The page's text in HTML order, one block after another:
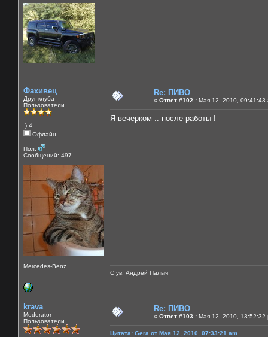
Фахивец
Друг клуба
Пользователи
:) 4
Офлайн
Пол:
Сообщений: 497
Mercedes-Benz
Re: ПИВО
« Ответ #102 : Мая 12, 2010, 09:41:43
Я вечерком .. после работы !
С ув. Андрей Палыч
krava
Moderator
Пользователи
Re: ПИВО
« Ответ #103 : Мая 12, 2010, 13:52:32
Цитата: Gera от Мая 12, 2010, 07:33:21 am